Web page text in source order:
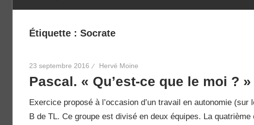
Étiquette : Socrate
23 septembre 2016 Hervé Moine
Pascal. « Qu’est-ce que le moi ? »
Exercice proposé à l’occasion d’un travail en autonomie
B de TL. Ce groupe est divisé en deux équipes. La